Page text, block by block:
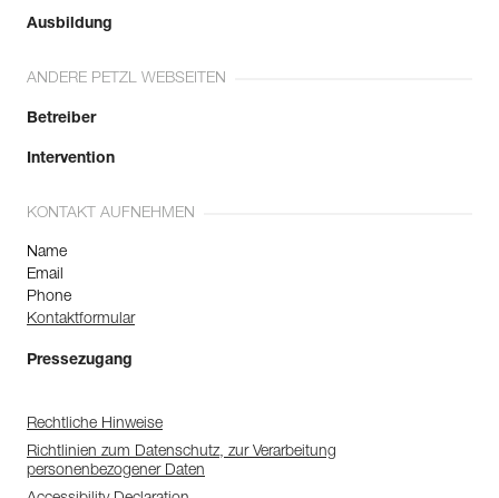
Ausbildung
ANDERE PETZL WEBSEITEN
Betreiber
Intervention
KONTAKT AUFNEHMEN
Name
Email
Phone
Kontaktformular
Pressezugang
Rechtliche Hinweise
Richtlinien zum Datenschutz, zur Verarbeitung
personenbezogener Daten